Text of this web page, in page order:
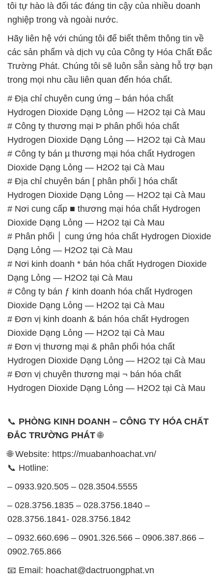
tôi tự hào là đối tác đáng tin cậy của nhiều doanh
nghiệp trong và ngoài nước.
Hãy liên hệ với chúng tôi để biết thêm thông tin về
các sản phẩm và dịch vụ của Công ty Hóa Chất Đắc
Trường Phát. Chúng tôi sẽ luôn sẵn sàng hỗ trợ bạn
trong mọi nhu cầu liên quan đến hóa chất.
# Địa chỉ chuyên cung ứng – bán hóa chất
Hydrogen Dioxide Dạng Lỏng — H2O2 tại Cà Mau
# Công ty thương mại Þ phân phối hóa chất
Hydrogen Dioxide Dạng Lỏng — H2O2 tại Cà Mau
# Công ty bán µ thương mại hóa chất Hydrogen
Dioxide Dạng Lỏng — H2O2 tại Cà Mau
# Địa chỉ chuyên bán [ phân phối ] hóa chất
Hydrogen Dioxide Dạng Lỏng — H2O2 tại Cà Mau
# Nơi cung cấp ■ thương mại hóa chất Hydrogen
Dioxide Dạng Lỏng — H2O2 tại Cà Mau
# Phân phối │ cung ứng hóa chất Hydrogen Dioxide
Dạng Lỏng — H2O2 tại Cà Mau
# Nơi kinh doanh * bán hóa chất Hydrogen Dioxide
Dạng Lỏng — H2O2 tại Cà Mau
# Công ty bán ƒ kinh doanh hóa chất Hydrogen
Dioxide Dạng Lỏng — H2O2 tại Cà Mau
# Đơn vị kinh doanh & bán hóa chất Hydrogen
Dioxide Dạng Lỏng — H2O2 tại Cà Mau
# Đơn vị thương mại & phân phối hóa chất
Hydrogen Dioxide Dạng Lỏng — H2O2 tại Cà Mau
# Đơn vị chuyên thương mại ¬ bán hóa chất
Hydrogen Dioxide Dạng Lỏng — H2O2 tại Cà Mau
📞 PHÒNG KINH DOANH – CÔNG TY HÓA CHẤT
ĐẮC TRƯỜNG PHÁT🌐
🌐 Website: https://muabanhoachat.vn/
📞 Hotline:
– 0933.920.505 – 028.3504.5555
– 028.3756.1835 – 028.3756.1840 –
028.3756.1841- 028.3756.1842
– 0932.660.696 – 0901.326.566 – 0906.387.866 –
0902.765.866
📧 Email: hoachat@dactruongphat.vn